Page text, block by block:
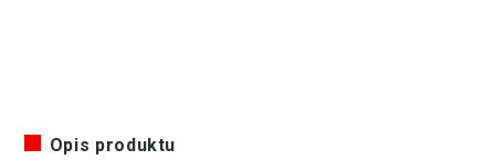
Opis produktu